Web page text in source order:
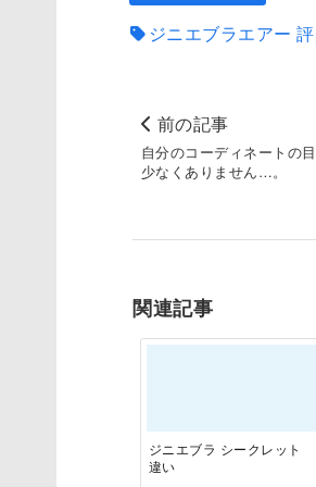
ジニエブラエアー
前の記事
自分のコーディネートの
少なくありません…。
関連記事
ジニエブラ シークレット
違い